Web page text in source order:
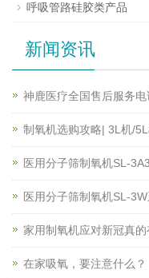
呼吸管路硅胶类产品
新闻资讯
神鹿医疗全国售后服务
制氧机选购攻略| 3L机/
医用分子筛制氧机SL-
医用分子筛制氧机SL-
家用制氧机应对新冠真的
在家吸氧，要注意什么？